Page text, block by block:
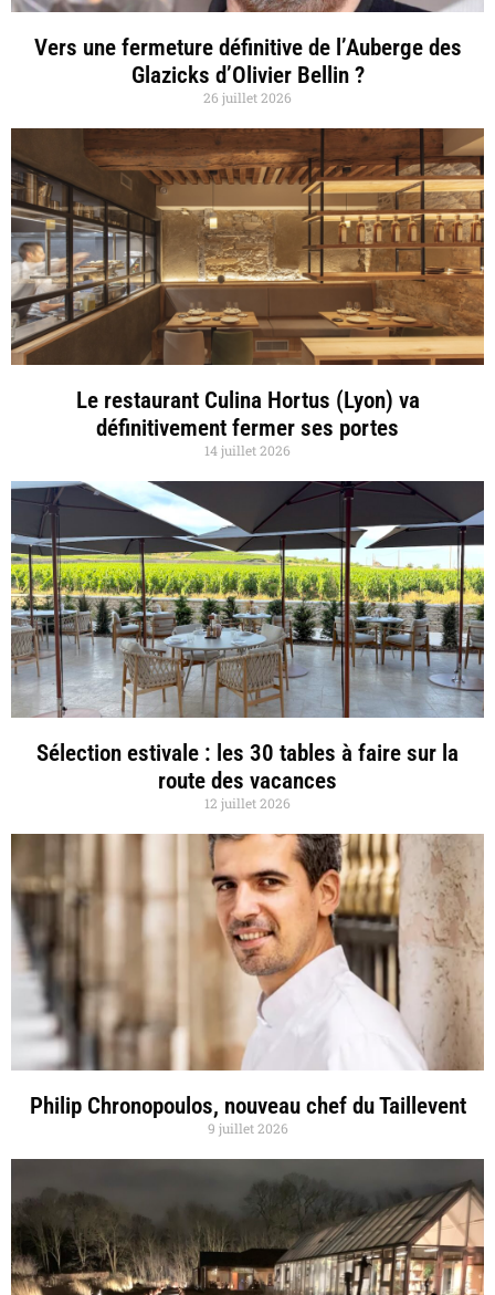
Vers une fermeture définitive de l’Auberge des
Glazicks d’Olivier Bellin ?
26 juillet 2026
Le restaurant Culina Hortus (Lyon) va
définitivement fermer ses portes
14 juillet 2026
Sélection estivale : les 30 tables à faire sur la
route des vacances
12 juillet 2026
Philip Chronopoulos, nouveau chef du Taillevent
9 juillet 2026